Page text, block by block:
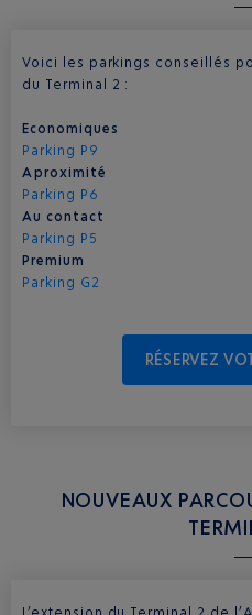
Voici les parkings conseillés
du Terminal 2 :
Economiques
Parking P9
A proximité
Parking P6
Au contact
Parking P5
Premium
Parking G2
RÉSERVEZ
NOUVEAUX